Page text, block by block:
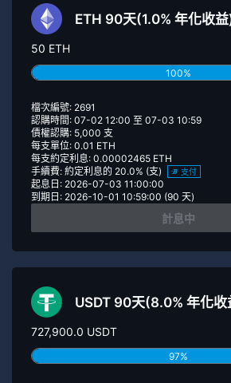
ETH 90天(1.0% 年化收益
50 ETH
100%
檔次編號: 2691
認購時間: 07-02 12:00 至 07-03 10:59
債權認購: 5,000 支
每支單位: 0.01 ETH
每支約定利息: 0.00002465 ETH
手續費: 約定利息的 20.0% (支)
支付
起息日: 2026-07-03 11:00:00
到期日: 2026-10-01 10:59:00 (90 天)
計息中
USDT 90天(8.0% 年化收
727,900.0 USDT
97%